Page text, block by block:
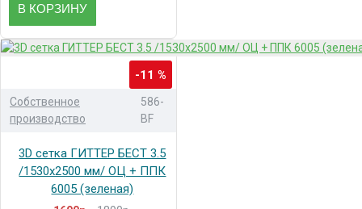
В КОРЗИНУ
-11 %
Собственное
производство
586-
BF
3D сетка ГИТТЕР БЕСТ 3.5
/1530x2500 мм/ ОЦ + ППК
6005 (зеленая)